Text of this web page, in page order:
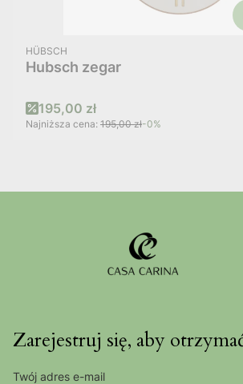
PRODUCENT
HÜBSCH
Hubsch zegar
Cena promocyjna
195,00 zł
Najniższa cena: 195,00 zł-0%
Zarejestruj się, aby
Twój adres e-mail